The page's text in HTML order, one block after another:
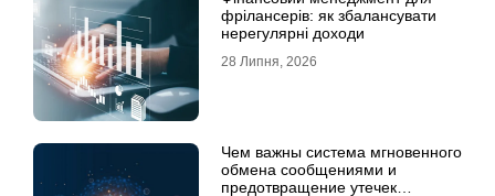
фрілансерів: як збалансувати
нерегулярні доходи
28 Липня, 2026
Чем важны система мгновенного
обмена сообщениями и
предотвращение утечек